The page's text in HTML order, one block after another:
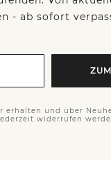
- ab sofort
erhalten und über
widerrufen